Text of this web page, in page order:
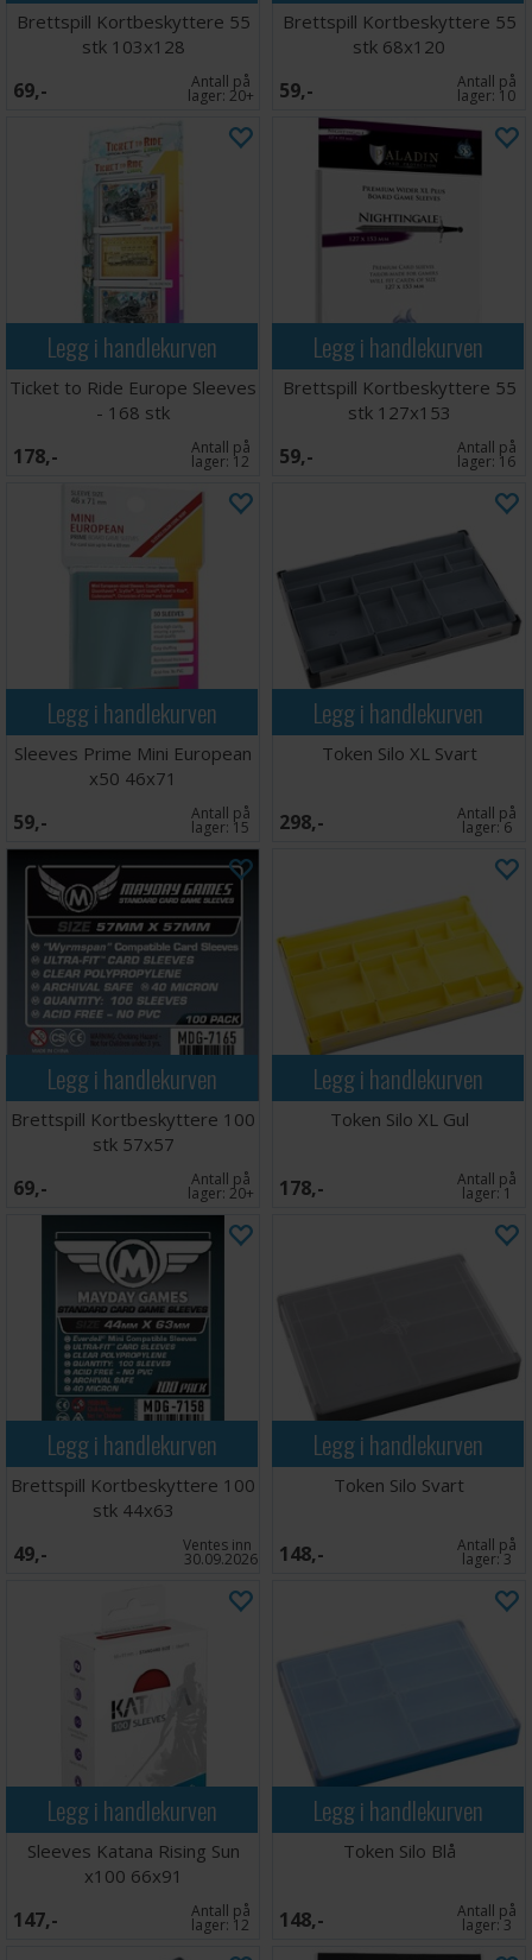
Brettspill Kortbeskyttere 55
stk 103x128
69,- Antall på
lager: 20+
Brettspill Kortbeskyttere 55
stk 68x120
59,- Antall på
lager: 10
Legg i handlekurven
Ticket to Ride Europe Sleeves
- 168 stk
178,- Antall på
lager: 12
Legg i handlekurven
Brettspill Kortbeskyttere 55
stk 127x153
59,- Antall på
lager: 16
Legg i handlekurven
Sleeves Prime Mini European
x50 46x71
59,- Antall på
lager: 15
Legg i handlekurven
Token Silo XL Svart
298,- Antall på
lager:6
Legg i handlekurven
Brettspill Kortbeskyttere 100
stk 57x57
69,- Antall på
lager: 20+
Legg i handlekurven
Token Silo XL Gul
178,- Antall på
lager:1
Legg i handlekurven
Brettspill Kortbeskyttere 100
stk 44x63
49,- Ventes inn
30.09.2026
Legg i handlekurven
Token Silo Svart
148,- Antall på
lager:3
Legg i handlekurven
Sleeves Katana Rising Sun
x100 66x91
147,- Antall på
lager: 12
Legg i handlekurven
Token Silo Blå
148,- Antall på
lager:3